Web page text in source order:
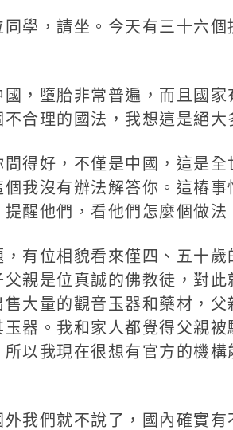
，請坐。今天有三十六個
墮胎非常普遍，而且國家
合理的國法，我想這是絕大
好，不僅是中國，這是全
我沒有辦法解答你。這樁
醒他們，看他們怎麼個做法
位相貌看來僅四、五十歲
親是位真誠的佛教徒，對
大量的觀音玉器和藥材，
器。我和家人都覺得父親
所以我現在很想有官方的機
們就不說了，國內確實有